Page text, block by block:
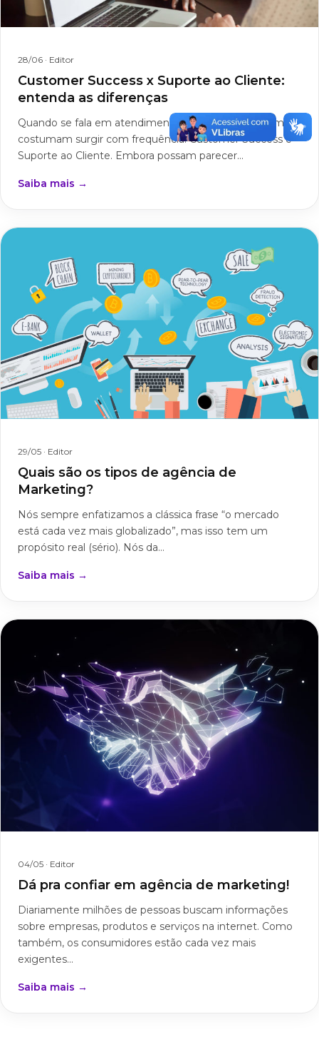
28/06 · Editor
Customer Success x Suporte ao Cliente:
entenda as diferenças
Quando se fala em atendimento ao cliente, dois termos
costumam surgir com frequência: Customer Success e
Suporte ao Cliente. Embora possam parecer...
Saiba mais →
29/05 · Editor
Quais são os tipos de agência de
Marketing?
Nós sempre enfatizamos a clássica frase “o mercado
está cada vez mais globalizado”, mas isso tem um
propósito real (sério). Nós da...
Saiba mais →
04/05 · Editor
Dá pra confiar em agência de marketing!
Diariamente milhões de pessoas buscam informações
sobre empresas, produtos e serviços na internet. Como
também, os consumidores estão cada vez mais
exigentes...
Saiba mais →